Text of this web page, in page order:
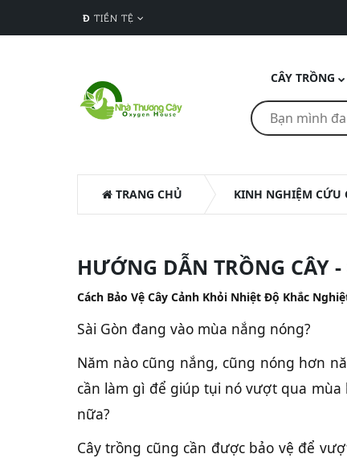
Đ TIỀN TỆ
CÂY TRỒNG
TRANG CHỦ KINH NGHIỆM CỨU
HƯỚNG DẪN TRỒNG CÂY
Cách Bảo Vệ Cây Cảnh Khỏi Nhiệt Độ Khắc
Sài Gòn đang vào mùa nắng nóng?
Năm nào cũng nắng, cũng nóng hơn
cần làm gì để giúp tụi nó vượt qua
nữa?
Cây trồng cũng cần được bảo vệ để